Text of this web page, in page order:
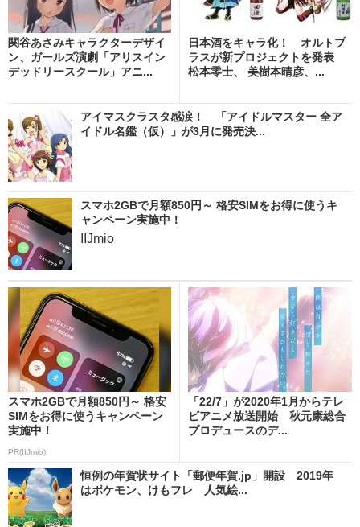
関谷あさみキャラクターデザイ
ン、ガールズ演劇「アリスイン
デッドリースクール」アニ...
日本酒をキャラ化！ オルトプ
ラスが新プロジェクトを発表
松本零士、 美樹本晴彦、...
アイマスクラスタ感涙！ 「アイドルマスター 全ア
イドル名鑑（仮）」が3月に発売決...
スマホ2GBで月額850円～ 格安SIMをお得に使うキ
ャンペーン実施中！
IIJmio
スマホ2GBで月額850円～ 格安
SIMをお得に使うキャンペーン
実施中！
PR(IIJmio)
「22/7」が2020年1月からテレ
ビアニメ放送開始 秋元康総合
プロデュースのデ...
恒例の年賀状サイト「郵便年賀.jp」開設 2019年
はポケモン、けもフレ 人気絵...